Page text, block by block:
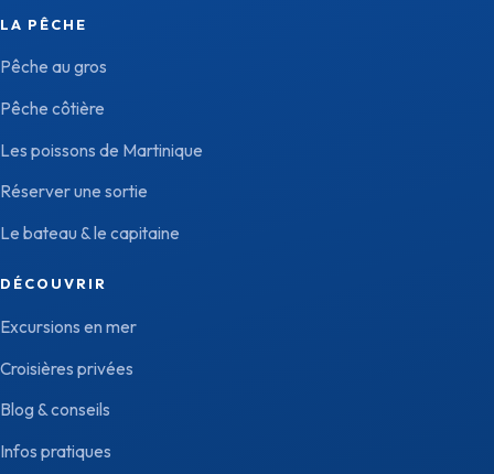
LA PÊCHE
Pêche au gros
Pêche côtière
Les poissons de Martinique
Réserver une sortie
Le bateau & le capitaine
DÉCOUVRIR
Excursions en mer
Croisières privées
Blog & conseils
Infos pratiques